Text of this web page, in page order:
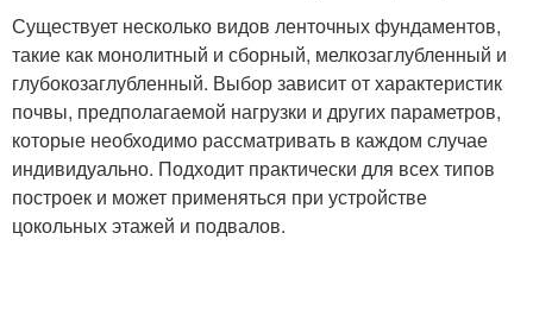
Существует несколько видов ленточных фундаментов,
такие как монолитный и сборный, мелкозаглубленный и
глубокозаглубленный. Выбор зависит от характеристик
почвы, предполагаемой нагрузки и других параметров,
которые необходимо рассматривать в каждом случае
индивидуально. Подходит практически для всех типов
построек и может применяться при устройстве
цокольных этажей и подвалов.